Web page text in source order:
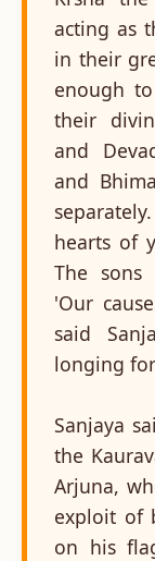
acting as
in their
enough
their
and
and
hearts of
The
'Our
said
longing
Sanjaya
the
Arjuna,
exploit of
on his